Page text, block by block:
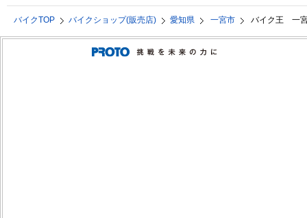
バイクTOP バイクショップ(販売店) 愛知県 一宮市 バイク王 一